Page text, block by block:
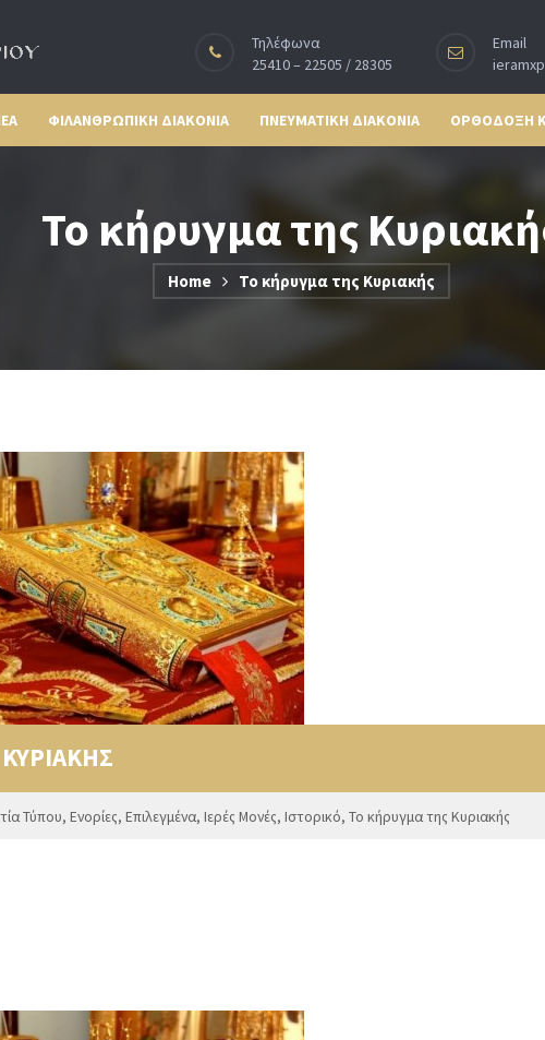
Τηλέφωνα
25410 – 22505 / 28305
Email
ΦΙΛΑΝΘΡΩΠΙΚΗ ΔΙΑΚΟΝΙΑ ΠΝΕΥΜΑΤΙΚΗ ΔΙΑΚΟΝΙΑ ΟΡΘΟΔΟΞΗ
Το κήρυγμα της
Home Το κήρυγμα της Κυριακής
Τύπου, Ενορίες, Επιλεγμένα, Ιερές Μονές, Ιστορικό, Το κήρυγμα της Κυριακής